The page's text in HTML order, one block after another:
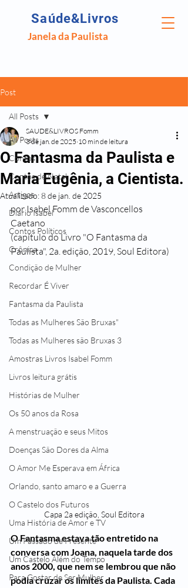
Saúde&Livros
Janela da Paulista
Post
All Posts
Contos
Contos de Natal
Artigos
Diário Isabel
Contos Políticos
Crônica
Condição de Mulher
Recordar É Viver
Fantasma da Paulista
Todas as Mulheres São Bruxas"
Todas as Mulheres são Bruxas 3
Amostras Livros Isabel Fomm
Livros leitura grátis
Histórias de Mulher
Os 50 anos da Rosa
A menstruação e seus Mitos
Doenças São Dores da Alma
O Amor Me Esperava em África
Orlando, santo amaro e a Guerra
O Castelo dos Futuros
Uma História de Amor e TV
Um Passado de Presente
Um Castelo Além do Tempo
Para Gostar de Ser Mulher
All Posts
O Fantasma da Paulista e
Maria Eugênia, a Cientista.
SAUDE&LIVROS Fomm
3 de jan. de 2025 10 min de leitura
Atualizado:8 de jan. de 2025
por Isabel Fomm de Vasconcellos
Caetano
(capítulo do Livro "O Fantasma da
Paulista", 2a. edição, 2019, Soul Editora)
Capa 2a edição, Soul Editora
O Fantasma estava tão entretido na
conversa com Joana, naquela tarde dos
anos 2000, que nem se lembrou que não
podia cruzar os limites da Paulista. Cada